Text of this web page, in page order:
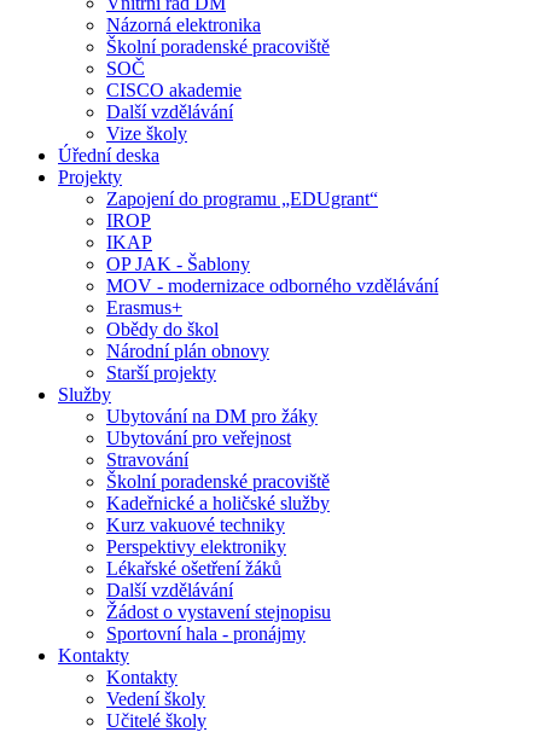
Názorná elektronika
Školní poradenské pracoviště
SOČ
CISCO akademie
Další vzdělávání
Vize školy
Úřední deska
Projekty
Zapojení do programu „EDUgrant“
IROP
IKAP
OP JAK - Šablony
MOV - modernizace odborného vzdělávání
Erasmus+
Obědy do škol
Národní plán obnovy
Starší projekty
Služby
Ubytování na DM pro žáky
Ubytování pro veřejnost
Stravování
Školní poradenské pracoviště
Kadeřnické a holičské služby
Kurz vakuové techniky
Perspektivy elektroniky
Lékařské ošetření žáků
Další vzdělávání
Žádost o vystavení stejnopisu
Sportovní hala - pronájmy
Kontakty
Kontakty
Vedení školy
Učitelé školy